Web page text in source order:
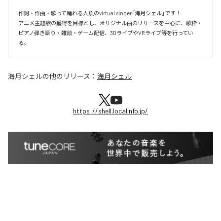
作詞・作曲・歌って踊れる人魚のvirtual singer「海月シェル」です！
アニメ主題歌の獲得を目標とし、オリジナル曲のリリースを中心に、歌枠・
ピアノ弾き語り・雑談・ゲーム配信、3DライブやVRライブ等を行ってい
る。
海月シェルの他のリリース： 海月シェル
https://shell.localinfo.jp/